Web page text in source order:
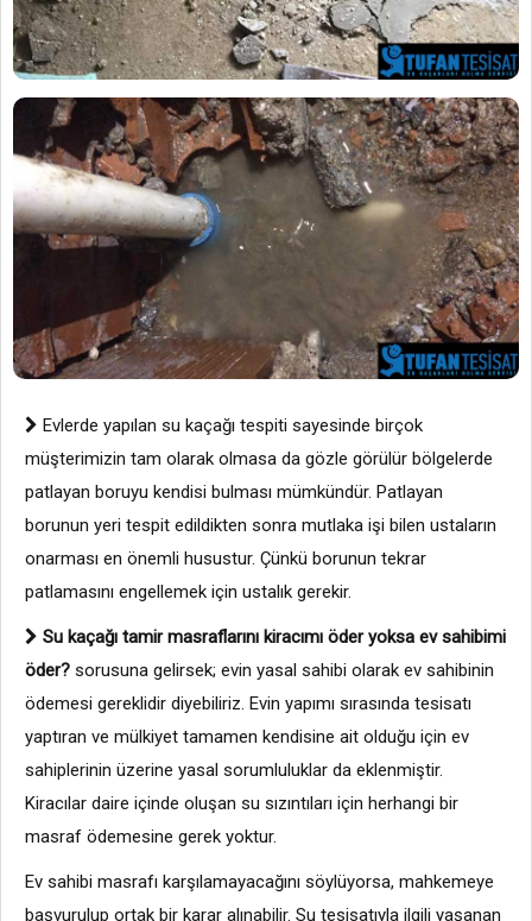
Evlerde yapılan su kaçağı tespiti sayesinde birçok
müşterimizin tam olarak olmasa da gözle görülür bölgelerde
patlayan boruyu kendisi bulması mümkündür. Patlayan
borunun yeri tespit edildikten sonra mutlaka işi bilen ustaların
onarması en önemli husustur. Çünkü borunun tekrar
patlamasını engellemek için ustalık gerekir.
Su kaçağı tamir masraflarını kiracımı öder yoksa ev sahibimi
öder? sorusuna gelirsek; evin yasal sahibi olarak ev sahibinin
ödemesi gereklidir diyebiliriz. Evin yapımı sırasında tesisatı
yaptıran ve mülkiyet tamamen kendisine ait olduğu için ev
sahiplerinin üzerine yasal sorumluluklar da eklenmiştir.
Kiracılar daire içinde oluşan su sızıntıları için herhangi bir
masraf ödemesine gerek yoktur.
Ev sahibi masrafı karşılamayacağını söylüyorsa, mahkemeye
başvurulup ortak bir karar alınabilir. Su tesisatıyla ilgili yaşanan